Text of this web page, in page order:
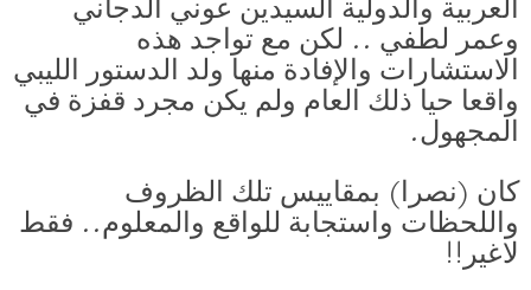
وعمر لطفي .. لكن مع تواجد هذه
الاستشارات والإفادة منها ولد الدستور الليبي
واقعا حيا ذلك العام ولم يكن مجرد قفزة في
المجهول.
كان (نصرا) بمقاييس تلك الظروف
واللحظات واستجابة للواقع والمعلوم.. فقط
لاغير!!